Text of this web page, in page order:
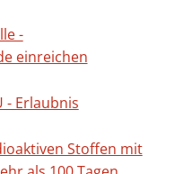
-
einreichen
- Erlaubnis
Stoffen mit